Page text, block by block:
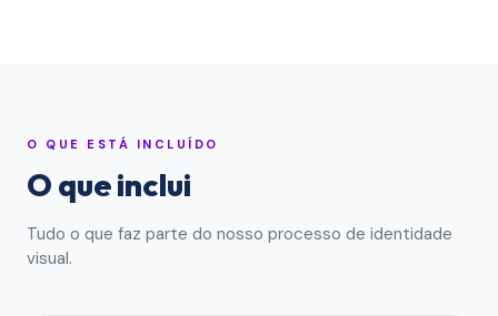
O QUE ESTÁ INCLUÍDO
O que inclui
Tudo o que faz parte do nosso processo de identidade
visual.